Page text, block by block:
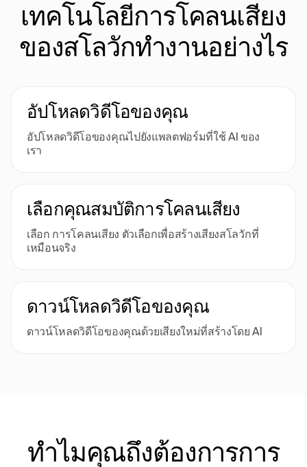
เทคโนโลยีการโคลนเสียง
ของสโลวักทํางานอย่างไร
อัปโหลดวิดีโอของคุณ
อัปโหลดวิดีโอของคุณไปยังแพลตฟอร์มที่ใช้ AI ของ
เรา
เลือกคุณสมบัติการโคลนเสียง
เลือก การโคลนเสียง ตัวเลือกเพื่อสร้างเสียงสโลวักที่
เหมือนจริง
ดาวน์โหลดวิดีโอของคุณ
ดาวน์โหลดวิดีโอของคุณด้วยเสียงใหม่ที่สร้างโดย AI
ทําไมคุณถึงต้องการการ